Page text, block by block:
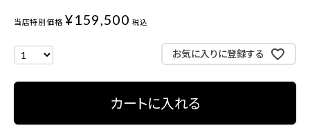
当店特別価格 ¥159,500 税込
お気に入りに登録する
カートに入れる